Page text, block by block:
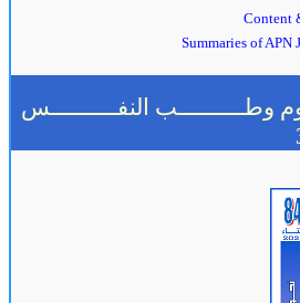
Content
Summaries of APN
وطــــــــــب النفــــــــــس